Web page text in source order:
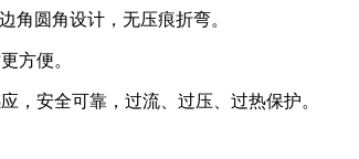
角圆角设计，无压痕折弯。
方便。
，安全可靠，过流、过压、过热保护。